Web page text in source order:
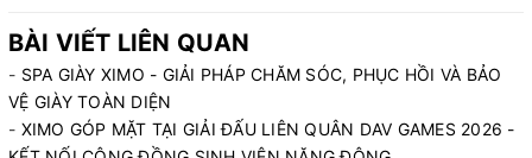
BÀI VIẾT LIÊN QUAN
- SPA GIÀY XIMO - GIẢI PHÁP CHĂM SÓC, PHỤC HỒI VÀ BẢO
VỆ GIÀY TOÀN DIỆN
- XIMO GÓP MẶT TẠI GIẢI ĐẤU LIÊN QUÂN DAV GAMES 2026 -